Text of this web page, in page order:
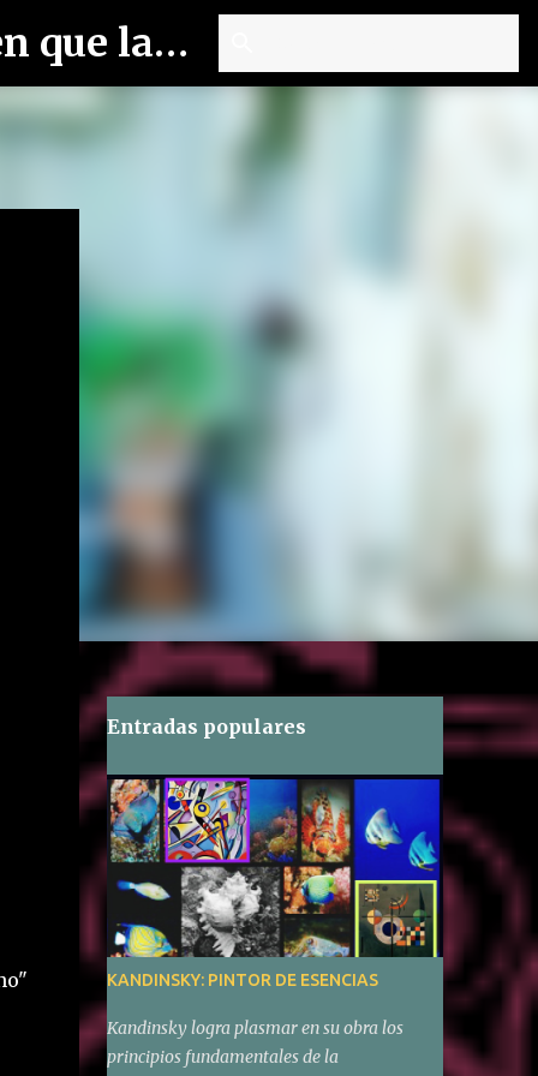
ANGÉLICA CRESPO. Las esencias nos miran. Y quieren que las miremos nuevamente.🌱🌱🌱
Entradas populares
KANDINSKY: PINTOR DE ESENCIAS
Kandinsky logra plasmar en su obra los
principios fundamentales de la